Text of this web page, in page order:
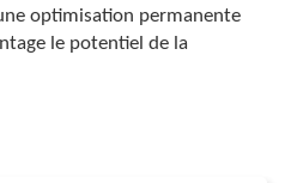
optimisation permanente
le potentiel de la